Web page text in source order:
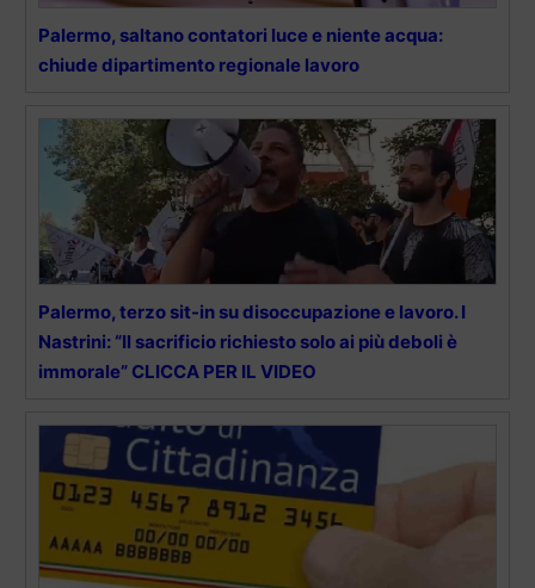
Palermo, saltano contatori luce e niente acqua:
chiude dipartimento regionale lavoro
Palermo, terzo sit-in su disoccupazione e lavoro. I
Nastrini: “Il sacrificio richiesto solo ai più deboli è
immorale” CLICCA PER IL VIDEO